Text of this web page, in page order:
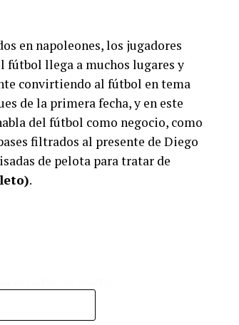
en napoleones, los jugadores
fútbol llega a muchos lugares y
convirtiendo al fútbol en tema
de la primera fecha, y en este
del fútbol como negocio, como
filtrados al presente de Diego
de pelota para tratar de
.
de Decí MU